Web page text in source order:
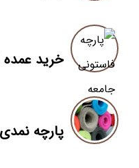
خرید عمده
پارچه